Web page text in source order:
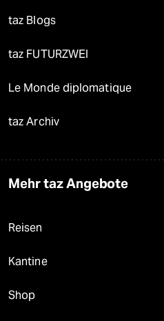
taz Blogs
taz FUTURZWEI
Le Monde diplomatique
taz Archiv
Mehr taz Angebote
Reisen
Kantine
Shop